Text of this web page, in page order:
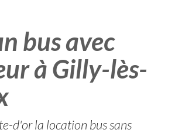
bus avec
à Gilly-lès-
d'or la location bus sans